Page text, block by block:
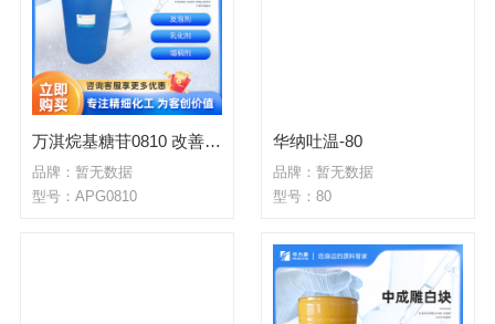
科慕化学
东洋纺 ALUMINA
万淇烷基糖苷0810 改善发泡性 增稠性良好
品牌：暂无数据
型号：APG0810
华纳吐温-80
品牌：暂无数据
型号：80